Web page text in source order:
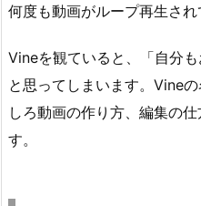
何度も動画がループ再生され
Vineを観ていると、「自分
と思ってしまいます。Vine
しろ動画の作り方、編集の
す。